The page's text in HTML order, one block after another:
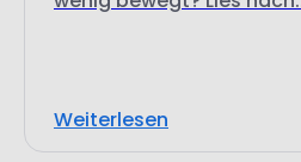
Gesundheit